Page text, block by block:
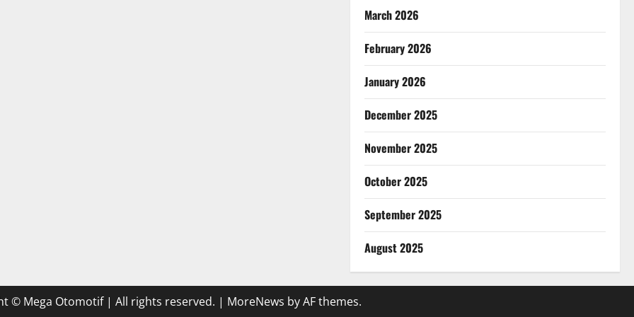
March 2026
February 2026
January 2026
December 2025
November 2025
October 2025
September 2025
August 2025
© Mega Otomotif | All rights reserved. | MoreNews by AF themes.